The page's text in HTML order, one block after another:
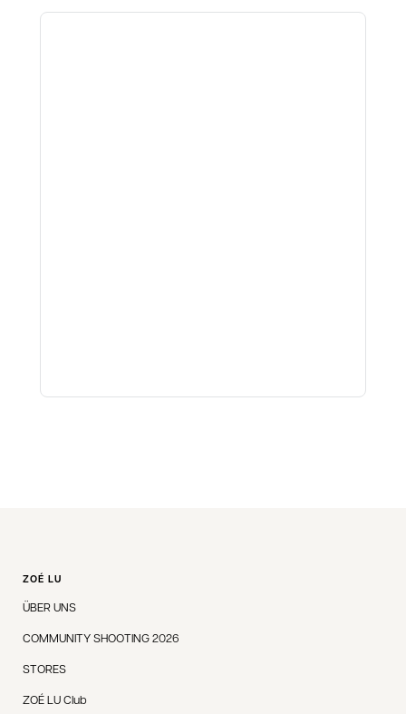
ZOÉ LU
ÜBER UNS
COMMUNITY SHOOTING 2026
STORES
ZOÉ LU Club